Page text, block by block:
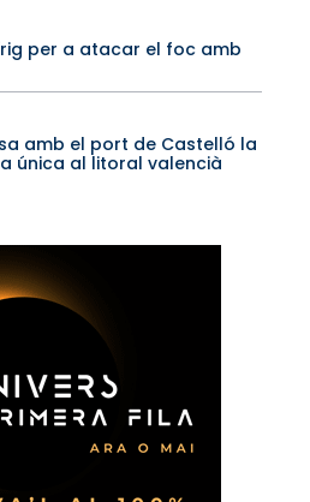
per a atacar el foc amb
amb el port de Castelló la
única al litoral valencià